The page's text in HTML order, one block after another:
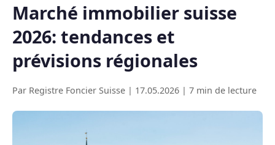
Marché immobilier suisse
2026: tendances et
prévisions régionales
Par Registre Foncier Suisse | 17.05.2026 | 7 min de lecture